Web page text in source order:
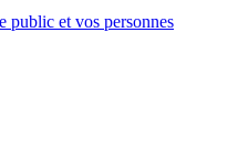
public et vos personnes